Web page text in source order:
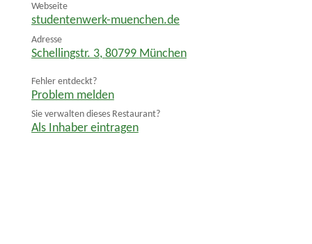
Webseite
studentenwerk-muenchen.de
Adresse
Schellingstr. 3, 80799 München
Fehler entdeckt?
Problem melden
Sie verwalten dieses Restaurant?
Als Inhaber eintragen